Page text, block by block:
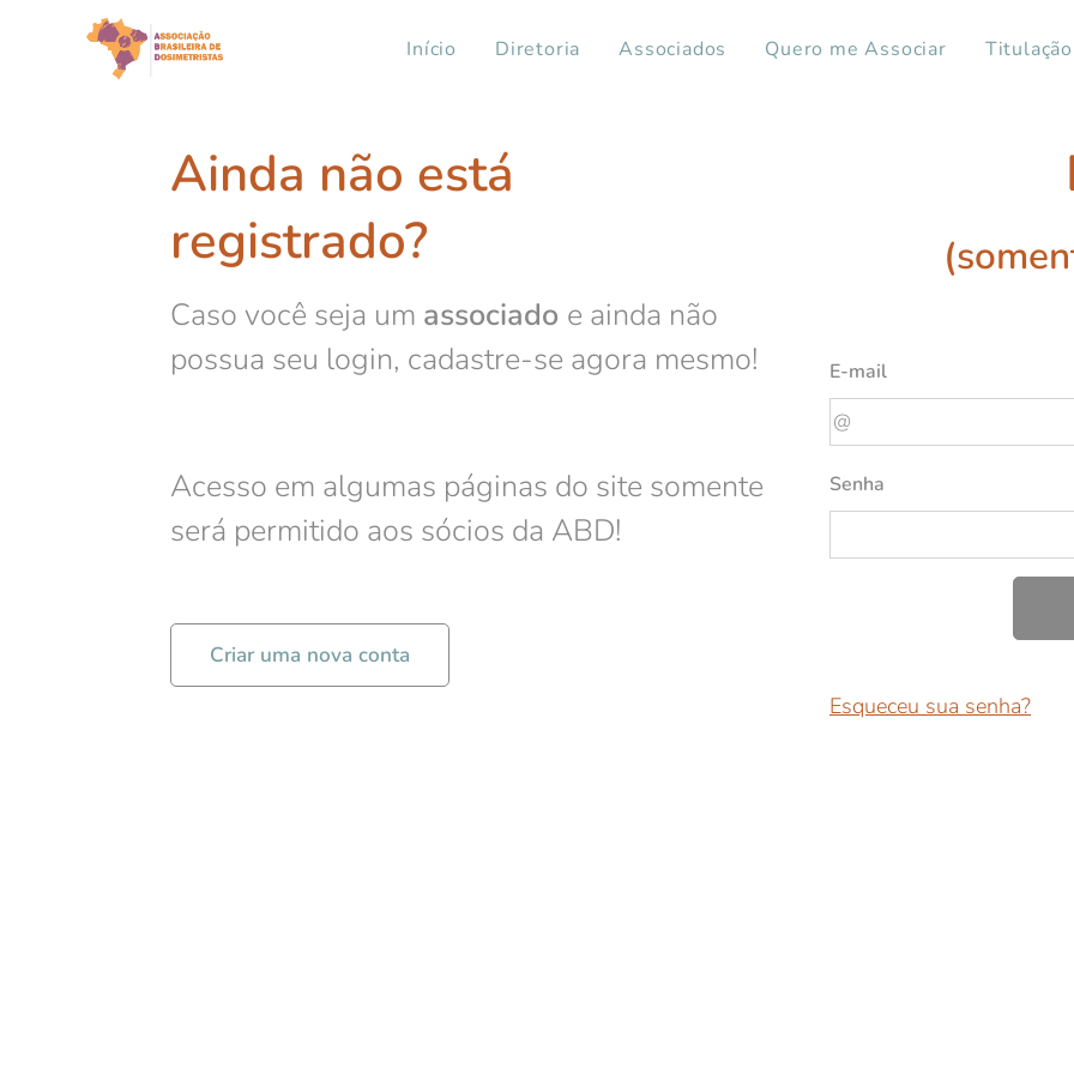
Início Diretoria Associados Quero me Associar
Ainda não está
registrado?
Caso você seja um associado e ainda não
possua seu login, cadastre-se agora mesmo!
Acesso em algumas páginas do site somente
será permitido aos sócios da ABD!
Criar uma nova conta
E-mail
Senha
Esqueceu sua senha?